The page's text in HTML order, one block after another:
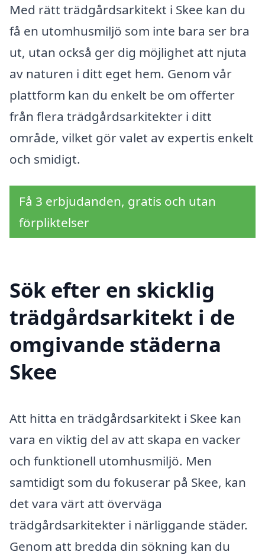
Med rätt trädgårdsarkitekt i Skee kan du
få en utomhusmiljö som inte bara ser bra
ut, utan också ger dig möjlighet att njuta
av naturen i ditt eget hem. Genom vår
plattform kan du enkelt be om offerter
från flera trädgårdsarkitekter i ditt
område, vilket gör valet av expertis enkelt
och smidigt.
Få 3 erbjudanden, gratis och utan
förpliktelser
Sök efter en skicklig
trädgårdsarkitekt i de
omgivande städerna
Skee
Att hitta en trädgårdsarkitekt i Skee kan
vara en viktig del av att skapa en vacker
och funktionell utomhusmiljö. Men
samtidigt som du fokuserar på Skee, kan
det vara värt att överväga
trädgårdsarkitekter i närliggande städer.
Genom att bredda din sökning kan du